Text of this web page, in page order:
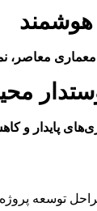
معماری معاصر،
پایدار و
توسعه پروژه